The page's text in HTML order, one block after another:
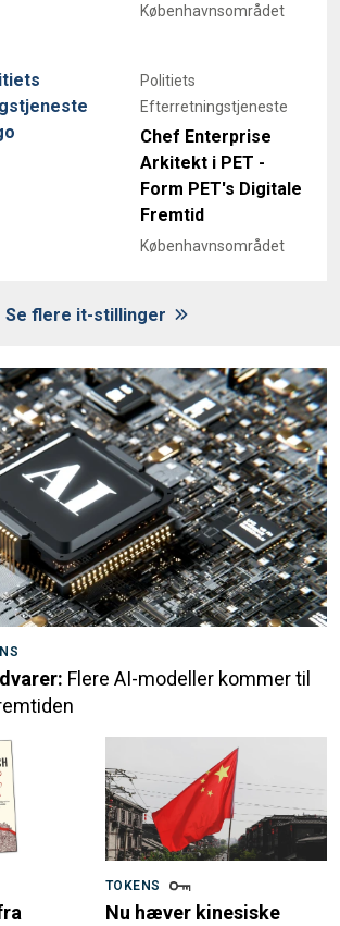
Københavnsområdet
Politiets
Efterretningstjeneste
Chef Enterprise
Arkitekt i PET -
Form PET's Digitale
Fremtid
Københavnsområdet
Se flere it-stillinger
Flere AI-modeller kommer til
TOKENS
Nu hæver kinesiske